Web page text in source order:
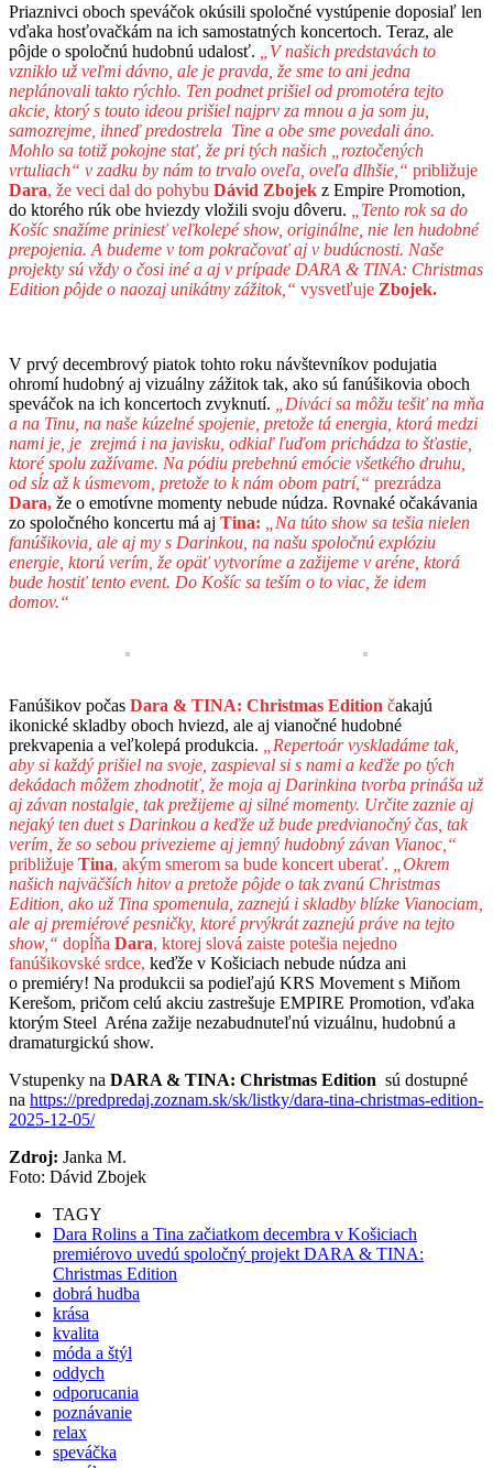
Priaznivci oboch speváčok okúsili spoločné vystúpenie doposiaľ len
vďaka hosťovačkám na ich samostatných koncertoch. Teraz, ale
pôjde o spoločnú hudobnú udalosť.
„V našich predstavách to
vzniklo už veľmi dávno, ale je pravda, že sme to ani jedna
neplánovali takto rýchlo. Ten podnet prišiel od promotéra tejto
akcie, ktorý s touto ideou prišiel najprv za mnou a ja som ju,
samozrejme, ihneď predostrela Tine a obe sme povedali áno.
Mohlo sa totiž pokojne stať, že pri tých našich „roztočených
vrtuliach“ v zadku by nám to trvalo oveľa, oveľa dlhšie,“ približuje
Dara, že veci dal do pohybu Dávid Zbojek z Empire Promotion,
do ktorého rúk obe hviezdy vložili svoju dôveru.
„Tento rok sa do
Košíc snažíme priniesť veľkolepé show, originálne, nie len hudobné
prepojenia. A budeme v tom pokračovať aj v budúcnosti. Naše
projekty sú vždy o čosi iné a aj v prípade DARA & TINA: Christmas
Edition pôjde o naozaj unikátny zážitok,“ vysvetľuje Zbojek.
V prvý decembrový piatok tohto roku návštevníkov podujatia
ohromí hudobný aj vizuálny zážitok tak, ako sú fanúšikovia oboch
speváčok na ich koncertoch zvyknutí.
„Diváci sa môžu tešiť na mňa
a na Tinu, na naše kúzelné spojenie, pretože tá energia, ktorá medzi
nami je, je zrejmá i na javisku, odkiaľ ľuďom prichádza to šťastie,
ktoré spolu zažívame. Na pódiu prebehnú emócie všetkého druhu,
od sĺz až k úsmevom, pretože to k nám obom patrí,“ prezrádza
Dara, že o emotívne momenty nebude núdza. Rovnaké očakávania
zo spoločného koncertu má aj Tina:
„Na túto show sa tešia nielen
fanúšikovia, ale aj my s Darinkou, na našu spoločnú explóziu
energie, ktorú verím, že opäť vytvoríme a zažijeme v aréne, ktorá
bude hostiť tento event. Do Košíc sa teším o to viac, že idem
domov.“
Fanúšikov počas Dara & TINA: Christmas Edition čakajú
ikonické skladby oboch hviezd, ale aj vianočné hudobné
prekvapenia a veľkolepá produkcia.
Repertoár vyskladáme tak,
aby si každý prišiel na svoje, zaspieval si s nami a keďže po tých
dekádach môžem zhodnotiť, že moja aj Darinkina tvorba prináša už
aj závan nostalgie, tak prežijeme aj silné momenty. Určite zaznie aj
nejaký ten duet s Darinkou a keďže už bude predvianočný čas, tak
verím, že so sebou privezieme aj jemný hudobný závan Vianoc,“
približuje Tina, akým smerom sa bude koncert uberať.
Okrem
našich najväčších hitov a pretože pôjde o tak zvanú Christmas
Edition, ako už Tina spomenula, zaznejú i skladby blízke Vianociam,
ale aj premiérové pesničky, ktoré prvýkrát zaznejú práve na tejto
show,“ dopĺňa Dara, ktorej slová zaiste potešia nejedno
fanúšikovské srdce, keďže v Košiciach nebude núdza ani
o premiéry! Na produkcii sa podieľajú KRS Movement s Miňom
Kerešom, pričom celú akciu zastrešuje EMPIRE Promotion, vďaka
ktorým Steel Aréna zažije nezabudnuteľnú vizuálnu, hudobnú a
dramaturgickú show.
Vstupenky na DARA & TINA: Christmas Edition sú dostupné
na https://predpredaj.zoznam.sk/sk/listky/dara-tina-christmas-edition-
2025-12-05/
Zdroj: Janka M.
Foto: Dávid Zbojek
TAGY
Dara Rolins a Tina začiatkom decembra v Košiciach
premiérovo uvedú spoločný projekt DARA & TINA:
Christmas Edition
dobrá hudba
krása
kvalita
móda a štýl
oddych
odporucania
poznávanie
relax
speváčka